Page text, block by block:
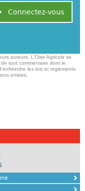
Connectez-vous
auteurs. L'Oise Agricole se
tout commentaire dont le
les lois et reglements
emises,